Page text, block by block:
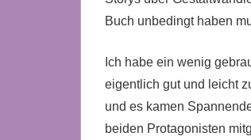
Buch unbedingt haben
Ich habe ein wenig
eigentlich gut und leicht
und es kamen
beiden Protagonisten